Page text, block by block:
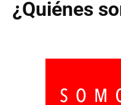
¿Quiénes